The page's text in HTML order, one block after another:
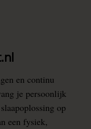
en continu
je persoonlijk
op
een fysiek,